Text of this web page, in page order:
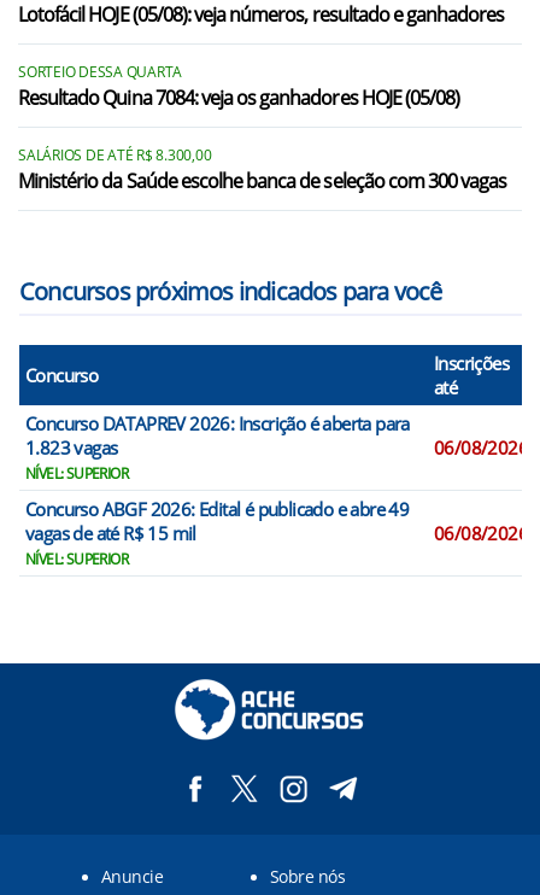
Lotofácil HOJE (05/08): veja números, resultado e ganhadores
SORTEIO DESSA QUARTA
Resultado Quina 7084: veja os ganhadores HOJE (05/08)
SALÁRIOS DE ATÉ R$ 8.300,00
Ministério da Saúde escolhe banca de seleção com 300 vagas
Concursos próximos indicados para você
Concurso
Inscrições
até
Concurso DATAPREV 2026: Inscrição é aberta para
1.823 vagas
NÍVEL: SUPERIOR
06/08/2026
Concurso ABGF 2026: Edital é publicado e abre 49
vagas de até R$ 15 mil
NÍVEL: SUPERIOR
06/08/2026
Anuncie Sobre nós